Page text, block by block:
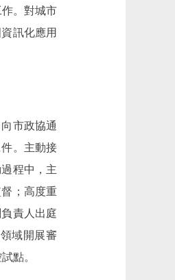
。對城市
訊化應用
市政協通
。主動接
程中，主
；高度重
責人出庭
域開展審
點。